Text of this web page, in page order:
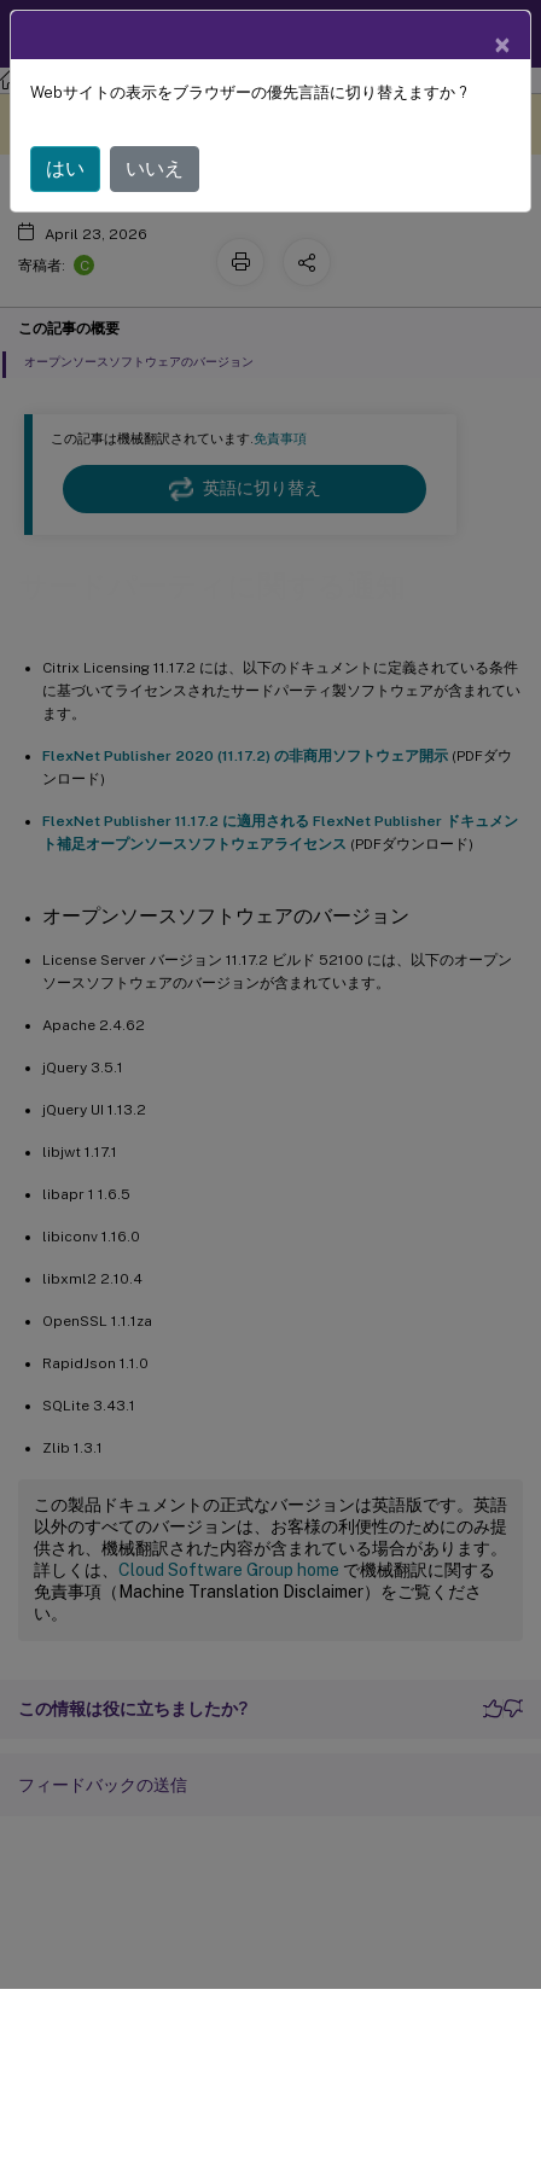
ライセンス ライセンス 11.17.2 ビルド 52100
この記事は機械翻訳されています.免責事項
英語に切り替え
Citrix Licensing 11.17.2 には、以下のドキュメントに定義されている条件
に基づいてライセンスされたサードパーティ製ソフトウェアが含まれてい
ます。
FlexNet Publisher 2020 (11.17.2) の非商用ソフトウェア開示 (PDFダウ
ンロード)
FlexNet Publisher 11.17.2 に適用される FlexNet Publisher ドキュメン
ト補足オープンソースソフトウェアライセンス (PDFダウンロード)
オープンソースソフトウェアのバージョン
License Server バージョン 11.17.2 ビルド 52100 には、以下のオープン
ソースソフトウェアのバージョンが含まれています。
Apache 2.4.62
jQuery 3.5.1
jQuery UI 1.13.2
libjwt 1.17.1
libapr 1 1.6.5
libiconv 1.16.0
libxml2 2.10.4
OpenSSL 1.1.1za
RapidJson 1.1.0
SQLite 3.43.1
Zlib 1.3.1
この製品ドキュメントの正式なバージョンは英語版です。英語
以外のすべてのバージョンは、お客様の利便性のためにのみ提
供され、機械翻訳された内容が含まれている場合があります。
詳しくは、 Cloud Software Group home で機械翻訳に関する
免責事項（Machine Translation Disclaimer）をご覧くださ
い。
この情報は役に立ちましたか?
フィードバックの送信
サードパーティに関する通知
April 23, 2026
寄稿者:
C
この記事の概要
オープンソースソフトウェアのバージョン
×
Webサイトの表示をブラウザーの優先言語に切り替えますか ?
はい いいえ